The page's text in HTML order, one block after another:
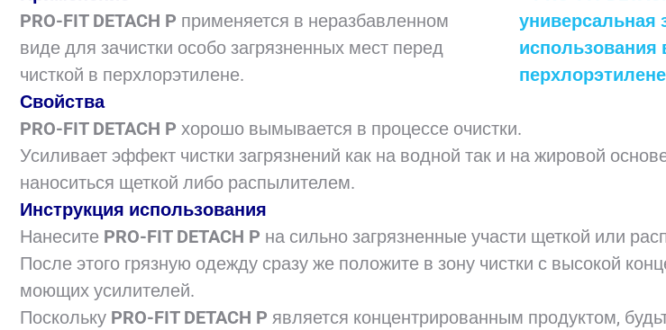
PRO-FIT DETACH P применяется в неразбавленном
виде для зачистки особо загрязненных мест перед
чисткой в перхлорэтилене.
Свойства
PRO-FIT DETACH P хорошо вымывается в процессе очистки.
Усиливает эффект чистки загрязнений как на водной так и на жировой
наноситься щеткой либо распылителем.
Инструкция использования
Нанесите PRO-FIT DETACH P на сильно загрязненные участи щеткой или
После этого грязную одежду сразу же положите в зону чистки с высокой
моющих усилителей.
Поскольку PRO-FIT DETACH P является концентрированным продуктом,